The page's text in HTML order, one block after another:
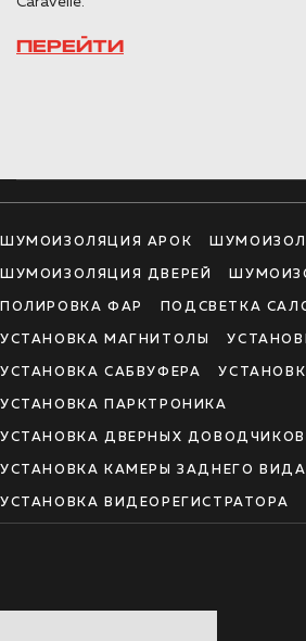
ПЕРЕЙТИ
ШУМОИЗОЛЯЦИЯ АРОК
ШУМОИЗОЛЯЦИЯ ДВЕРЕЙ
ПОЛИРОВКА ФАР ПОДСВЕТКА
УСТАНОВКА МАГНИТОЛЫ
УСТАНОВКА САБВУФЕРА
УСТАНОВКА ПАРКТРОНИКА
УСТАНОВКА ДВЕРНЫХ ДОВОДЧИКОВ
УСТАНОВКА КАМЕРЫ ЗАДНЕГО ВИДА
УСТАНОВКА ВИДЕОРЕГИСТРАТОРА